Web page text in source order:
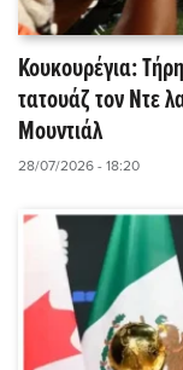
Κουκουρέγια:
τατουάζ τον Ντε
Μουντιάλ
28/07/2026 - 18:20